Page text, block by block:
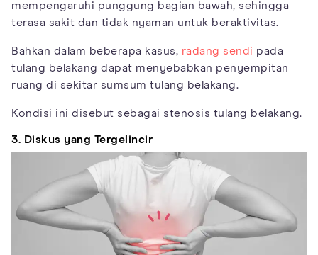
mempengaruhi punggung bagian bawah, sehingga
terasa sakit dan tidak nyaman untuk beraktivitas.
Bahkan dalam beberapa kasus, radang sendi pada
tulang belakang dapat menyebabkan penyempitan
ruang di sekitar sumsum tulang belakang.
Kondisi ini disebut sebagai stenosis tulang belakang.
3. Diskus yang Tergelincir